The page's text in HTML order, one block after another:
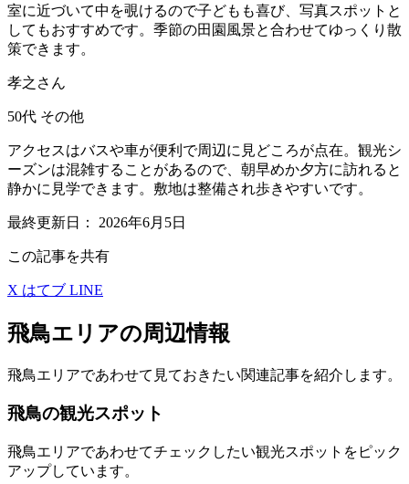
室に近づいて中を覗けるので子どもも喜び、写真スポットと
してもおすすめです。季節の田園風景と合わせてゆっくり散
策できます。
孝之さん
50代 その他
アクセスはバスや車が便利で周辺に見どころが点在。観光シ
ーズンは混雑することがあるので、朝早めか夕方に訪れると
静かに見学できます。敷地は整備され歩きやすいです。
最終更新日： 2026年6月5日
この記事を共有
X はてブ LINE
飛鳥エリアの周辺情報
飛鳥エリアであわせて見ておきたい関連記事を紹介します。
飛鳥の観光スポット
飛鳥エリアであわせてチェックしたい観光スポットをピック
アップしています。